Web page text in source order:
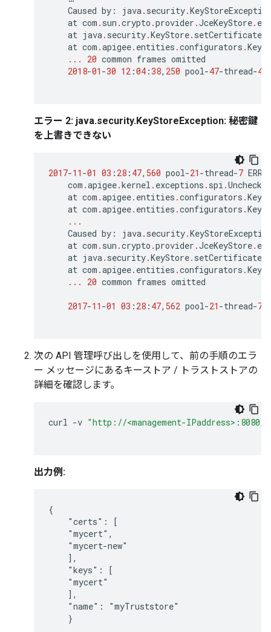
Caused by : java. security.
at com . sun .crypto .provider .JceKeyStore.
at java. security.KeyStore.
at com .apigee. entities .configurators .
...
20 common frames omitted
2018-01 -30 12 :04 :38, 250 pool-47-thread-4
エラー 2: java.security.KeyStoreException: 秘密鍵
を上書きできない
2017-11 -01 03 : 28 : 47, 560 pool-21 -thread-7
com .apigee.kernel . exceptions . spi .
at com .apigee. entities .configurators .
at com .apigee. entities .configurators .
...
Caused by : java. security.
at com . sun .crypto .provider .JceKeyStore.
at java. security.KeyStore.
at com .apigee. entities .configurators .
...
20 common frames omitted
2017-11 -01 03 : 28 : 47, 562 pool-21 -thread-7
次の API 管理呼び出しを使用して、前の手順のエラ
ー メッセージにあるキーストア / トラストストアの
詳細を確認します。
curl -v "http://<management-
出力例:
{
    "certs": [
    "mycert",
    "mycert-new"
    ],
    "keys": [
    "mycert"
    ],
    "name": "myTruststore"
    }